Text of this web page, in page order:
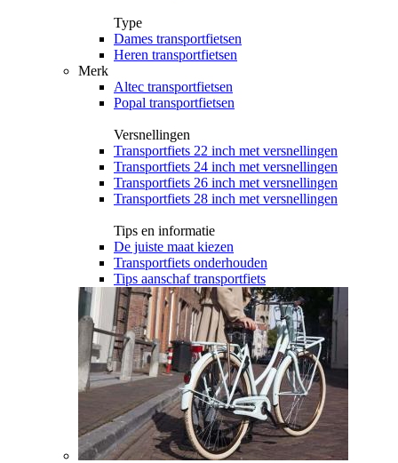
Type
Dames transportfietsen
Heren transportfietsen
Merk
Altec transportfietsen
Popal transportfietsen
Versnellingen
Transportfiets 22 inch met versnellingen
Transportfiets 24 inch met versnellingen
Transportfiets 26 inch met versnellingen
Transportfiets 28 inch met versnellingen
Tips en informatie
De juiste maat kiezen
Transportfiets onderhouden
Tips aanschaf transportfiets